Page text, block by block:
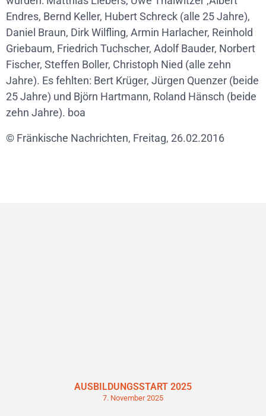
Endres, Bernd Keller, Hubert Schreck (alle 25 Jahre),
Daniel Braun, Dirk Wilfling, Armin Harlacher, Reinhold
Griebaum, Friedrich Tuchscher, Adolf Bauder, Norbert
Fischer, Steffen Boller, Christoph Nied (alle zehn
Jahre). Es fehlten: Bert Krüger, Jürgen Quenzer (beide
25 Jahre) und Björn Hartmann, Roland Hänsch (beide
zehn Jahre). boa
© Fränkische Nachrichten, Freitag, 26.02.2016
AUSBILDUNGSSTART 2025
7. November 2025